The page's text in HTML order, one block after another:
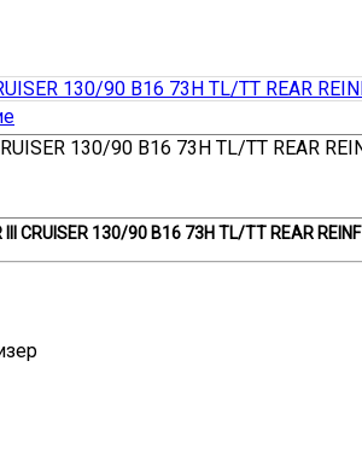
CRUISER 130/90 B16 73H TL/TT REAR REINF